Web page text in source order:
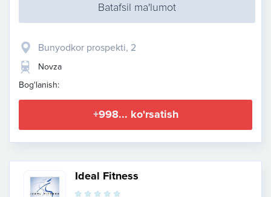
Batafsil ma'lumot
Bunyodkor prospekti, 2
Novza
Bog'lanish:
+998... ko'rsatish
Ideal Fitness